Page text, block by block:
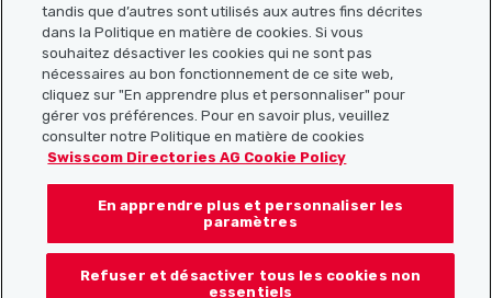
Liens utiles
Télécharger l’application Localcities
Suis-nous sur les réseaux sociaux :
tandis que d’autres sont utilisés aux autres fins décrites
dans la Politique en matière de cookies. Si vous
souhaitez désactiver les cookies qui ne sont pas
nécessaires au bon fonctionnement de ce site web,
cliquez sur "En apprendre plus et personnaliser" pour
gérer vos préférences. Pour en savoir plus, veuillez
consulter notre Politique en matière de cookies
Swisscom Directories AG Cookie Policy
En apprendre plus et personnaliser les
paramètres
Refuser et désactiver tous les cookies non
essentiels